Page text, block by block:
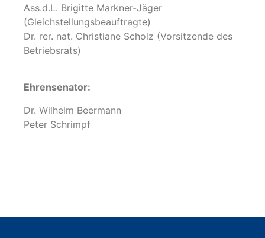
Ass.d.L. Brigitte Markner-Jäger
(Gleichstellungsbeauftragte)
Dr. rer. nat. Christiane Scholz (Vorsitzende des
Betriebsrats)
Ehrensenator:
Dr. Wilhelm Beermann
Peter Schrimpf